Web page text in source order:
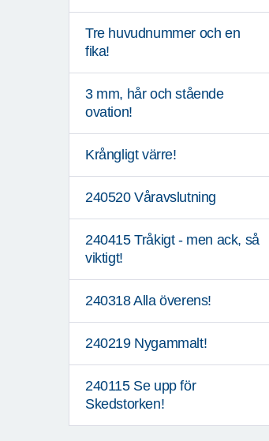
Tre huvudnummer och en
fika!
3 mm, hår och stående
ovation!
Krångligt värre!
240520 Våravslutning
240415 Tråkigt - men ack, så
viktigt!
240318 Alla överens!
240219 Nygammalt!
240115 Se upp för
Skedstorken!